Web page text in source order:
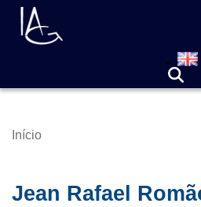
Pular
para
Trilha
Início
Jean Rafael